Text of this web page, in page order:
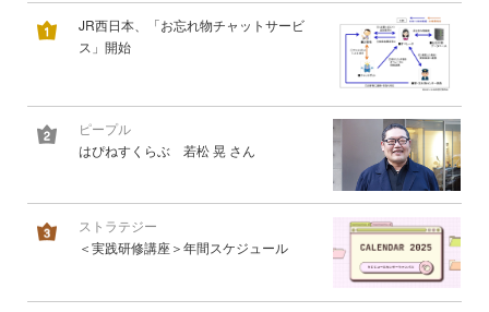
JR西日本、「お忘れ物チャットサービ
ス」開始
ピープル
はぴねすくらぶ 若松 晃 さん
ストラテジー
＜実践研修講座＞年間スケジュール